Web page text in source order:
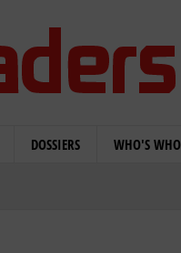
DOSSIERS WHO'S WHO